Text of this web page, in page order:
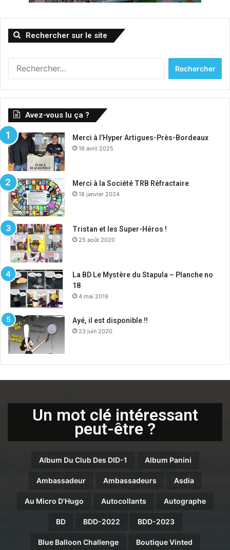
Rechercher sur le site
Avez-vous lu ça ?
Merci à l’Hyper Artigues-Près-Bordeaux
16 avril 2025
Merci à la Société TRB Réfractaire
18 janvier 2024
Tristan et les Super-Héros !
25 août 2020
La BD Le Mystère du Stapula – Planche no
18
4 mai 2019
Ayé, il est disponible !!
23 juin 2020
Un mot clé intéressant
peut-être ?
Album Du Club Des DID-1 Album Panini
Ambassadeur Ambassadeurs Asdia
Au Micro D'Hugo Autocollants Autographe
BD BDD-2022 BDD-2023
Blue Balloon Challenge Boutique Vinted